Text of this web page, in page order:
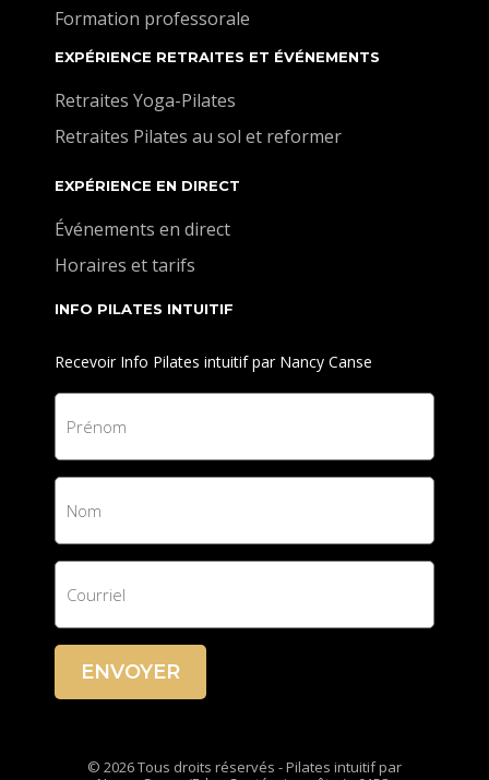
Formation professorale
EXPÉRIENCE RETRAITES ET ÉVÉNEMENTS
Retraites Yoga-Pilates
Retraites Pilates au sol et reformer
EXPÉRIENCE EN DIRECT
Événements en direct
Horaires et tarifs
INFO PILATES INTUITIF
Recevoir Info Pilates intuitif par Nancy Canse
ENVOYER
© 2026 Tous droits réservés - Pilates intuitif par